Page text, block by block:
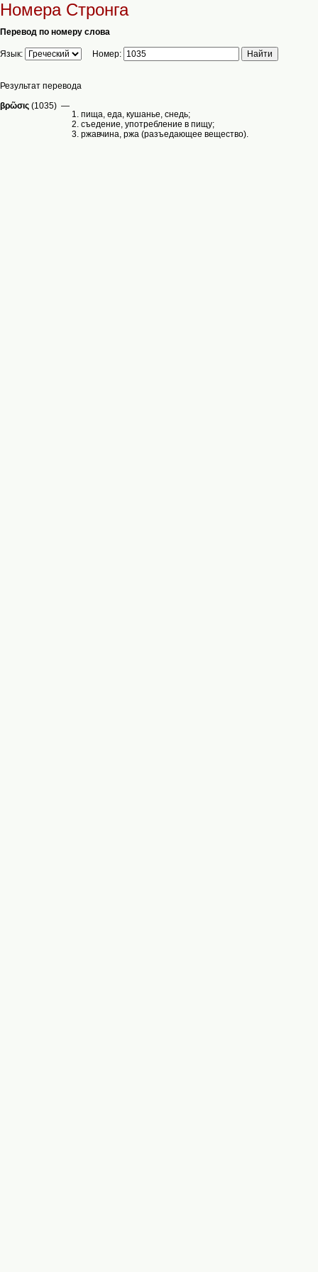
Номера Стронга
Перевод по номеру слова
Язык: Номер:
Результат перевода
βρῶσις (1035) —
1. пища, еда, кушанье, снедь;
2. съедение, употребление в пищу;
3. ржавчина, ржа (разъедающее вещество).